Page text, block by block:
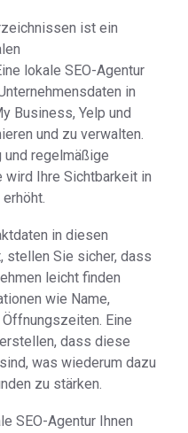
ist ein
lokale SEO-Agentur
in
Business, Yelp und
und zu verwalten.
und regelmäßige
Ihre Sichtbarkeit in
in diesen
Sie sicher, dass
leicht finden
wie Name,
Eine
dass diese
was wiederum dazu
zu stärken.
SEO-Agentur Ihnen